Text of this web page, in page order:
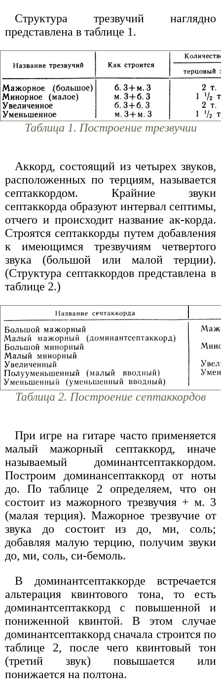
Структура трезвучий наглядно
представлена в таблице 1.
Таблица 1. Построение трезвучии
Аккорд, состоящий из четырех звуков,
расположенных по терциям, называется
септаккордом. Крайние звуки
септаккорда образуют интервал септимы,
отчего и происходит название ак-корда.
Строятся септаккорды путем добавления
к имеющимся трезвучиям четвертого
звука (большой или малой терции).
(Структура септаккордов представлена в
таблице 2.)
Таблица 2. Построение септаккордов
При игре на гитаре часто применяется
малый мажорный септаккорд, иначе
называемый доминантсептаккордом.
Построим доминансептаккорд от ноты
до. По таблице 2 определяем, что он
состоит из мажорного трезвучия + м. 3
(малая терция). Мажорное трезвучие от
звука до состоит из до, ми, соль;
добавляя малую терцию, получим звуки
до, ми, соль, си-бемоль.
В доминантсептаккорде встречается
альтерация квинтового тона, то есть
доминантсептаккорд с повышенной и
пониженной квинтой. В этом случае
доминантсептаккорд сначала строится по
таблице 2, после чего квинтовый тон
(третий звук) повышается или
понижается на полтона.